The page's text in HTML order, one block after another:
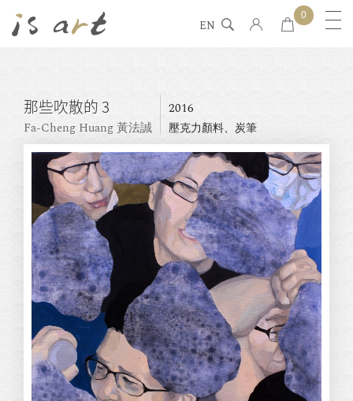
EN
0
那些吹散的 3
Fa-Cheng Huang 黃法誠
2016
壓克力顏料、炭筆